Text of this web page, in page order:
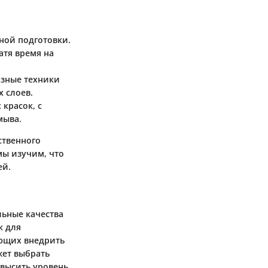
подготовки.
время на
техники
слоев.
с
изучим, что
качества
для
внедрить
выбрать